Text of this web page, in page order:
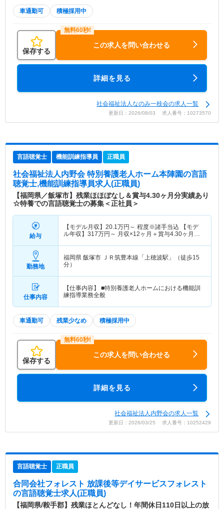
車通勤可 積極採用中
保存する
この求人を問い合わせる
詳細を見る
社会福祉法人なのみ一枝会の求人一覧
更新日：2026/08/03 求人番号：10273570
言語聴覚士 機能訓練指導員 正職員
社会福祉法人内野会 特別養護老人ホーム本陣園の言語
聴覚士,機能訓練指導員求人(正職員)
【福岡県／飯塚市】残業ほほぼなし＆賞与4.30ヶ月分実績あり
☆特養での言語聴覚士の募集＜正社員＞
給与
【モデル月収】 20.1万円～ 程度※諸手当込 【モデ
ル年収】 317万円～ 月収×12ヶ月＋賞与4.30ヶ月想
勤務地
福岡県 飯塚市 ＪＲ筑豊本線「上穂波駅」（徒歩15
分）
仕事内容
【仕事内容】 ■特別養護老人ホームにおける機能訓
練指導業務全般
車通勤可 残業少なめ 積極採用中
保存する
この求人を問い合わせる
詳細を見る
社会福祉法人内野会の求人一覧
更新日：2026/03/25 求人番号：10252429
言語聴覚士 正職員
合同会社フォレスト 放課後等デイサービスフォレスト
の言語聴覚士求人(正職員)
【福岡県/鞍手郡】残業ほとんどなし！年間休日110日以上の放